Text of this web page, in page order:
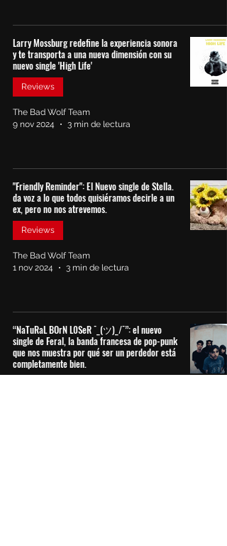
Larry Mossburg redefine la experiencia sonora
y te transporta a una nueva dimensión con su
nuevo single 'High Life'
Reviews
The Bad Wolf Team
9 nov 2024
3 min de lectura
"Friendly Reminder": El Nuevo single de Stella.
da voz a lo que todos quisiéramos decirle a un
ex, pero no nos atrevemos.
Reviews
The Bad Wolf Team
1 nov 2024
3 min de lectura
“NaTuRaL BOrN L0SeR ¯_(ツ)_/¯”: el nuevo
single de Feral, la banda francesa de pop-punk
que nos muestra por qué ser un perdedor está
completamente bien.